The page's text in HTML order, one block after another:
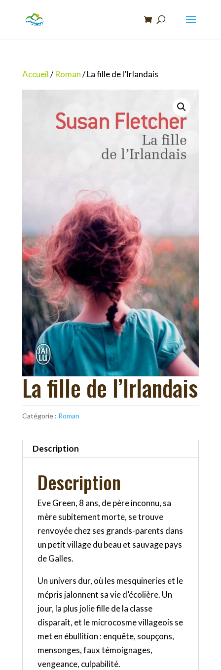
Accueil/Roman/ La fille de l’Irlandais
La fille de l’Irlandais
Catégorie : Roman
Description
Description
Eve Green, 8 ans, de père inconnu, sa
mère subitement morte, se trouve
renvoyée chez ses grands-parents dans
un petit village du beau et sauvage pays
de Galles.
Un univers dur, où les mesquineries et le
mépris jalonnent sa vie d’écolière. Un
jour, la plus jolie fille de la classe
disparaît, et le microcosme villageois se
met en ébullition : enquête, soupçons,
mensonges, faux témoignages,
vengeance, culpabilité.